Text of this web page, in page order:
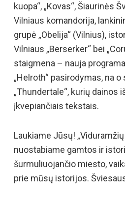
kuopa“, „Kovas“, Šiaurinės
Vilniaus komandorija,
grupė „Obelija“ (Vilnius),
Vilniaus „Berserker“ bei
staigmena – nauja
„Helroth“ pasirodymas, na
„Thundertale“, kurių
įkvepiančiais tekstais.
Laukiame Jūsų!
nuostabiame gamtos ir
šurmuliuojančio miesto,
prie mūsų istorijos.